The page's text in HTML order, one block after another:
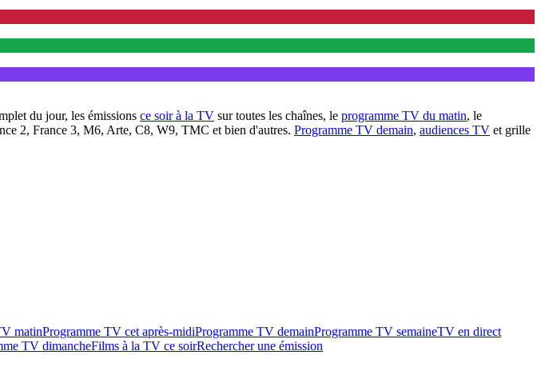
du jour, les émissions ce soir à la TV sur toutes les chaînes, le programme TV du matin, le
2, France 3, M6, Arte, C8, W9, TMC et bien d'autres. Programme TV demain, audiences TV et grille
matinProgramme TV cet après-midiProgramme TV demainProgramme TV semaineTV en direct
TV dimancheFilms à la TV ce soirRechercher une émission